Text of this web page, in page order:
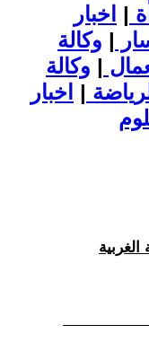
| اخبار
| وكالة
| وكالة
| اخبار